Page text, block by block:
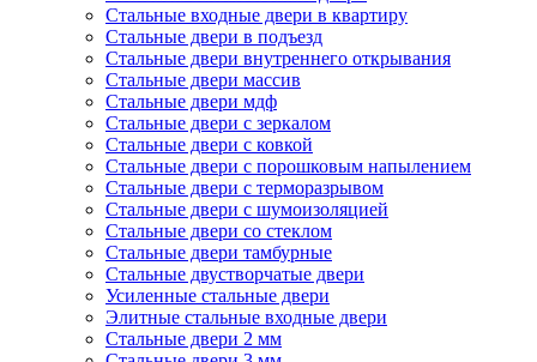
Стальные входные двери в квартиру
Стальные двери в подъезд
Стальные двери внутреннего открывания
Стальные двери массив
Стальные двери мдф
Стальные двери с зеркалом
Стальные двери с ковкой
Стальные двери с порошковым напылением
Стальные двери с терморазрывом
Стальные двери с шумоизоляцией
Стальные двери со стеклом
Стальные двери тамбурные
Стальные двустворчатые двери
Усиленные стальные двери
Элитные стальные входные двери
Стальные двери 2 мм